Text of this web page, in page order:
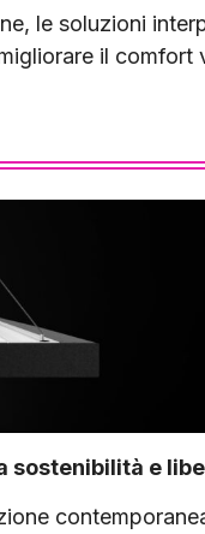
le soluzioni
il
sostenibilità e